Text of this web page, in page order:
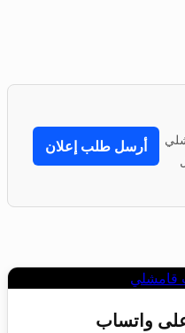
أرسل طلب إعلان
على واتساب